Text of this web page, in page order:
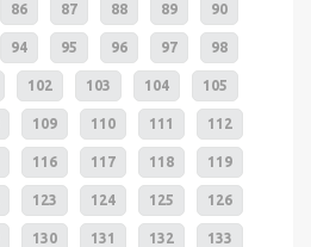
86 87 88 89 90
94 95 96 97 98
102 103 104 105
109 110 111 112
116 117 118 119
123 124 125 126
130 131 132 133